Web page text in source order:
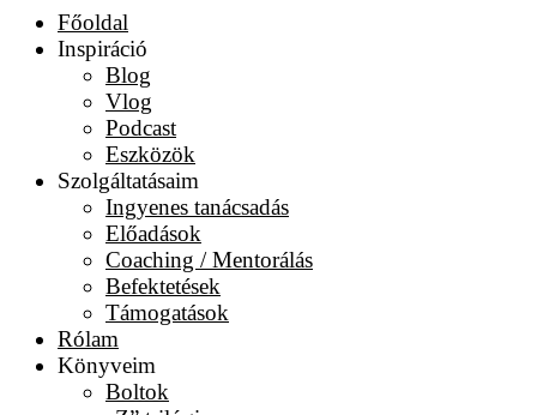
Főoldal
Inspiráció
Blog
Vlog
Podcast
Eszközök
Szolgáltatásaim
Ingyenes tanácsadás
Előadások
Coaching / Mentorálás
Befektetések
Támogatások
Rólam
Könyveim
Boltok